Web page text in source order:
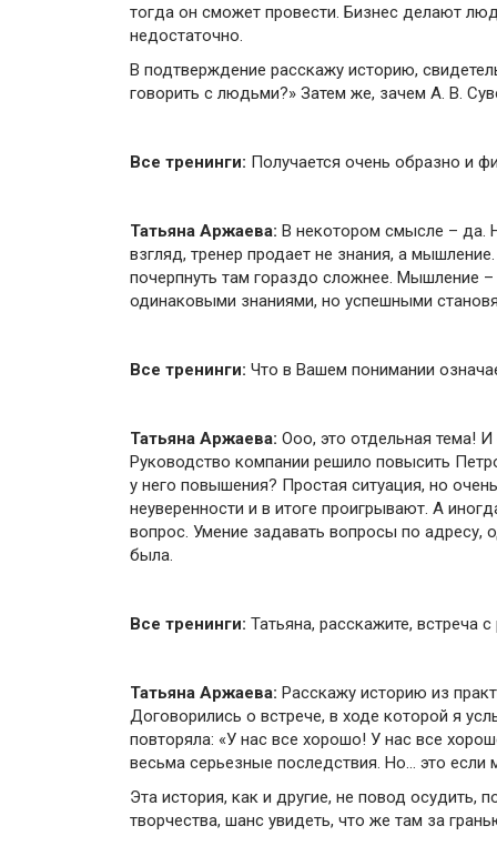
тогда он сможет провести. Бизнес делают
недостаточно.
В подтверждение расскажу историю,
говорить с людьми?» Затем же, зачем А. В.
Все тренинги: Получается очень образно и
Татьяна Аржаева: В некотором смысле – да.
взгляд, тренер продает не знания, а
почерпнуть там гораздо сложнее. Мышление
одинаковыми знаниями, но успешными
Все тренинги: Что в Вашем понимании
Татьяна Аржаева: Ооо, это отдельная тема!
Руководство компании решило повысить
у него повышения? Простая ситуация, но
неуверенности и в итоге проигрывают. А
вопрос. Умение задавать вопросы по адресу,
была.
Все тренинги: Татьяна, расскажите, встреча
Татьяна Аржаева: Расскажу историю из
Договорились о встрече, в ходе которой я
повторяла: «У нас все хорошо! У нас все
весьма серьезные последствия. Но… это
Эта история, как и другие, не повод осудить,
творчества, шанс увидеть, что же там за